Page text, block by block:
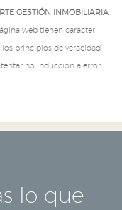
GESTIÓN INMOBILIARIA
web tienen carácter
principios de veracidad,
no inducción a error.
lo que